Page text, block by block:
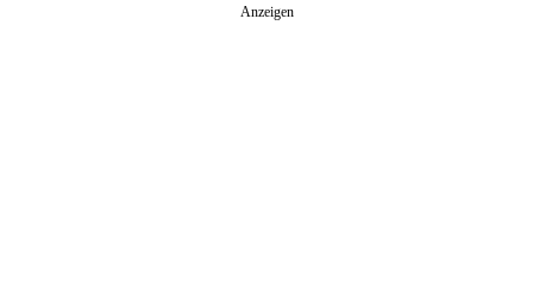
Anzeigen